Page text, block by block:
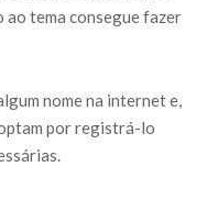
ao tema consegue fazer
nome na internet e,
por registrá-lo